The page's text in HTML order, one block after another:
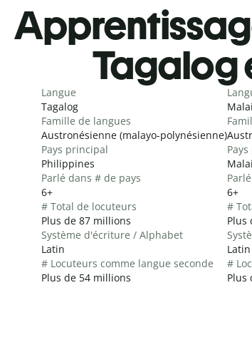
Tagalog
Langue
Tagalog
Famille de langues
Austronésienne (malayo-polynésienne)
Pays principal
Philippines
Parlé dans # de pays
6+
# Total de locuteurs
Plus de 87 millions
Système d'écriture / Alphabet
Latin
# Locuteurs comme langue seconde
Plus de 54 millions
6+
#
Plus
#
Plus